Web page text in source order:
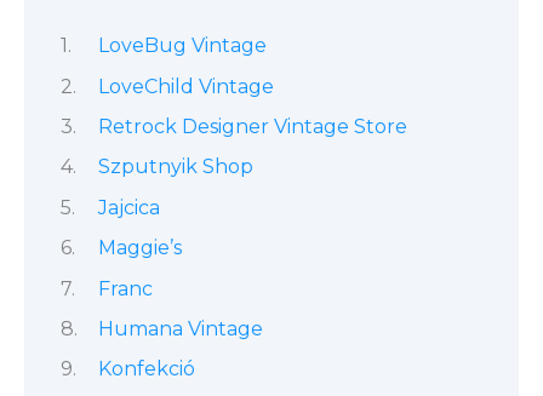
LoveBug Vintage
LoveChild Vintage
Retrock Designer Vintage Store
Szputnyik Shop
Jajcica
Maggie’s
Franc
Humana Vintage
Konfekció